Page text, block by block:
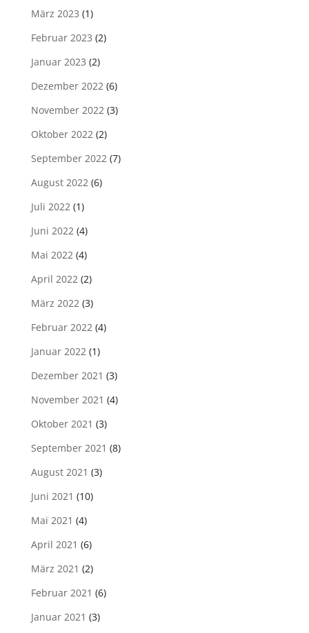
März 2023 (1)
Februar 2023 (2)
Januar 2023 (2)
Dezember 2022(6)
November 2022(3)
Oktober 2022(2)
September 2022(7)
August 2022(6)
Juli 2022(1)
Juni 2022(4)
Mai 2022(4)
April 2022(2)
März 2022(3)
Februar 2022(4)
Januar 2022(1)
Dezember 2021 (3)
November 2021 (4)
Oktober 2021 (3)
September 2021 (8)
August 2021 (3)
Juni 2021 (10)
Mai 2021 (4)
April 2021 (6)
März 2021 (2)
Februar 2021 (6)
Januar 2021 (3)